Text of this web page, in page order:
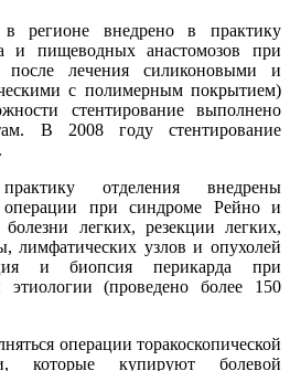
регионе внедрено в практику
и пищеводных анастомозов при
лечения силиконовыми и
с полимерным покрытием)
стентирование выполнено
В 2008 году стентирование
отделения внедрены
операции при синдроме Рейно и
болезни легких, резекции легких,
лимфатических узлов и опухолей
и биопсия перикарда при
этиологии (проведено более 150
операции торакоскопической
которые купируют болевой